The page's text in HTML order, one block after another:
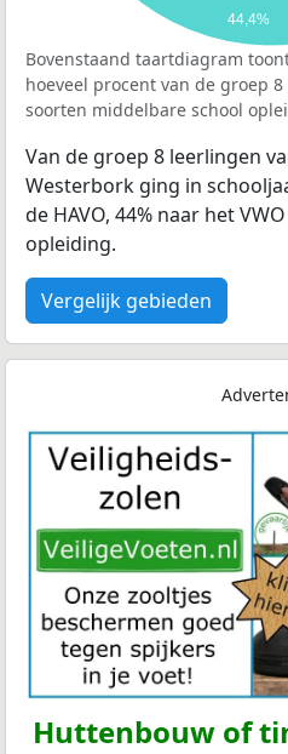
44,4%
Bovenstaand taartdiagram
hoeveel procent van de groep
soorten middelbare school
Van de groep 8 leerlingen
Westerbork ging in
de HAVO, 44% naar het
opleiding.
Vergelijk gebieden
Huttenbouw of